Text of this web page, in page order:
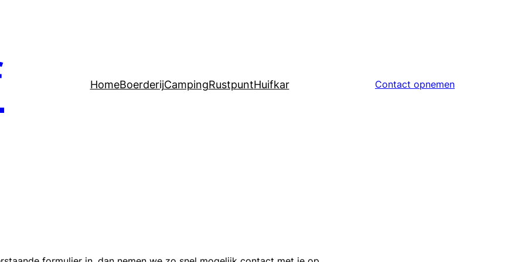
HomeBoerderijCampingRustpuntHuifkar Contact opnemen